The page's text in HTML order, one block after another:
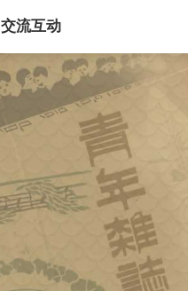
电子图书和电子期刊
专利数据 活动讲座
交流互动